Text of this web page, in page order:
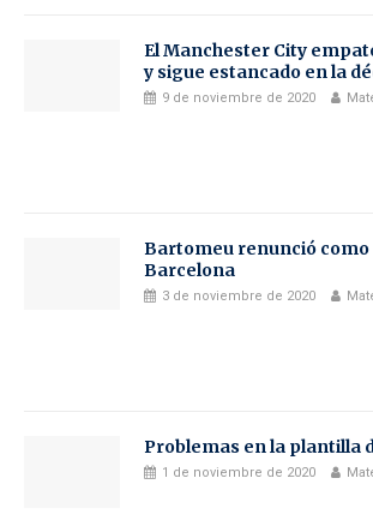
El Manchester City
y sigue estancado en la
9 de noviembre de 2020
Bartomeu renunció
Barcelona
3 de noviembre de 2020
Problemas en la plantilla
1 de noviembre de 2020